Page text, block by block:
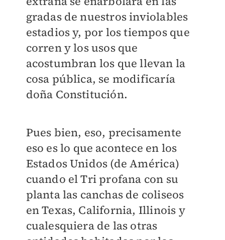
gradas de nuestros inviolables
estadios y, por los tiempos que
corren y los usos que
acostumbran los que llevan la
cosa pública, se modificaría
doña Constitución.
Pues bien, eso, precisamente
eso es lo que acontece en los
Estados Unidos (de América)
cuando el Tri profana con su
planta las canchas de coliseos
en Texas, California, Illinois y
cualesquiera de las otras